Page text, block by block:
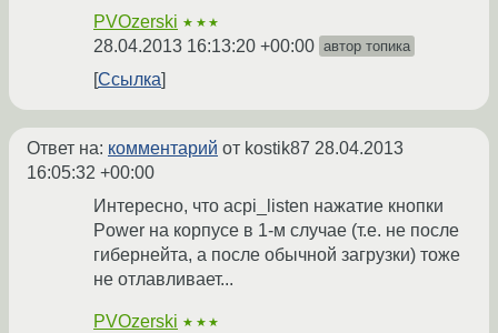
PVOzerski ★★★
28.04.2013 16:13:20 +00:00 автор топика
Ссылка
Ответ на: комментарий от kostik87 28.04.2013
16:05:32 +00:00
Интересно, что acpi_listen нажатие кнопки
Power на корпусе в 1-м случае (т.е. не после
гибернейта, а после обычной загрузки) тоже
не отлавливает...
PVOzerski ★★★